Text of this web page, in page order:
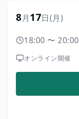
8月17日(月)
18:00 〜 20:00
オンライン開催